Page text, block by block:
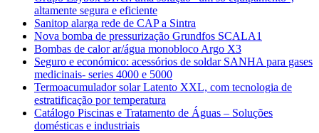
altamente segura e eficiente
Sanitop alarga rede de CAP a Sintra
Nova bomba de pressurização Grundfos SCALA1
Bombas de calor ar/água monobloco Argo X3
Seguro e económico: acessórios de soldar SANHA para gases
medicinais- series 4000 e 5000
Termoacumulador solar Latento XXL, com tecnologia de
estratificação por temperatura
Catálogo Piscinas e Tratamento de Águas – Soluções
domésticas e industriais